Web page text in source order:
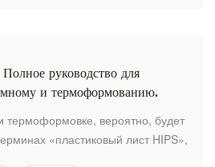
руководство для
и термоформованию.
термоформовке, вероятно, будет
«пластиковый лист HIPS»,